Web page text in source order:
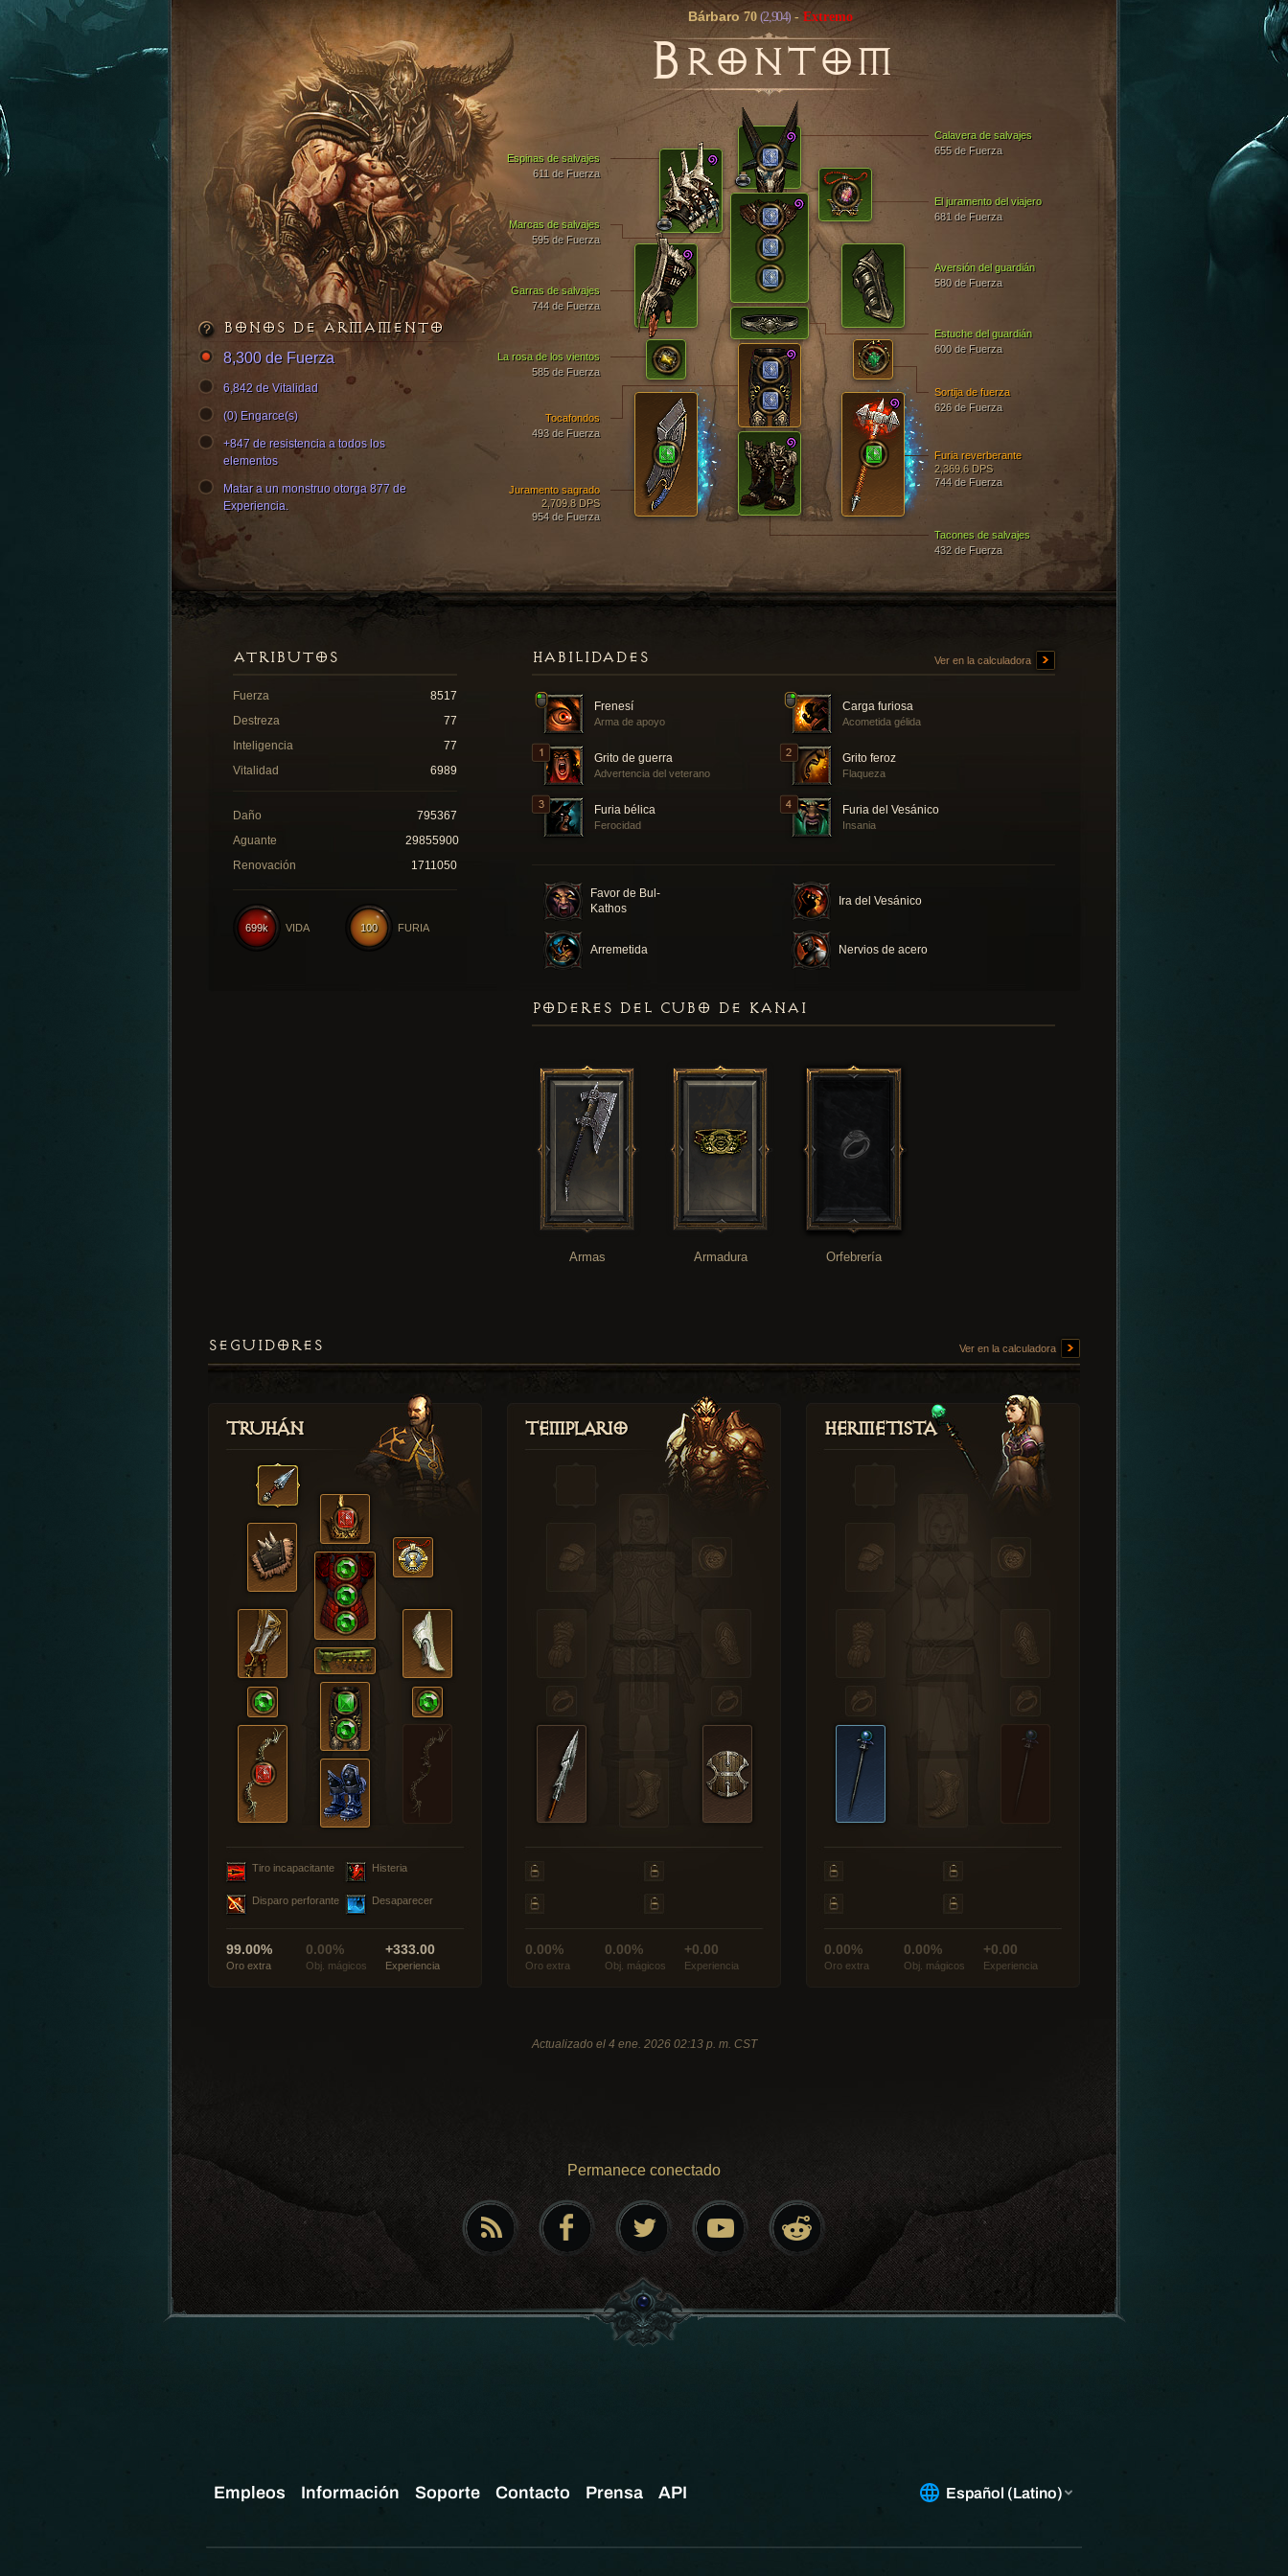
Bárbaro70 (2,904) - Extremo
BRONTOM
Calavera de salvajes
655 de Fuerza
Marcas de salvajes
595 de Fuerza
Tacones de salvajes
432 de Fuerza
Garras de salvajes
744 de Fuerza
Espinas de salvajes
611 de Fuerza
Tocafondos
493 de Fuerza
Aversión del guardián
580 de Fuerza
Juramento sagrado
2,709.8 DPS
954 de Fuerza
Furia reverberante
2,369.6 DPS
744 de Fuerza
Estuche del guardián
600 de Fuerza
Sortija de fuerza
626 de Fuerza
La rosa de los vientos
585 de Fuerza
El juramento del viajero
681 de Fuerza
BONOS DE ARMAMENTO
8,300 de Fuerza
6,842 de Vitalidad
(0) Engarce(s)
+847 de resistencia a todos los
elementos
Matar a un monstruo otorga 877 de
Experiencia.
HABILIDADES Ver en la calculadora
Frenesí
Arma de apoyo
Carga furiosa
Acometida gélida
Grito de guerra
Advertencia del veterano
Grito feroz
Flaqueza
Furia bélica
Ferocidad
Furia del Vesánico
Insania
Favor de Bul-
Kathos
Ira del Vesánico
Arremetida Nervios de acero
ATRIBUTOS
Fuerza
8517
Destreza
77
Inteligencia
77
Vitalidad
6989
Daño
795367
Aguante
29855900
Renovación
1711050
100 FURIA
699k VIDA
PODERES DEL CUBO DE KANAI
Armas Armadura Orfebrería
SEGUIDORES Ver en la calculadora
Truhán
Tiro incapacitante Histeria
Disparo perforante Desaparecer
99.00%
Oro extra
0.00%
Obj. mágicos
+333.00
Experiencia
Templario
0.00%
Oro extra
0.00%
Obj. mágicos
+0.00
Experiencia
Hermetista
0.00%
Oro extra
0.00%
Obj. mágicos
+0.00
Experiencia
Actualizado el 4 ene. 2026 02:13 p. m. CST
Permanece conectado